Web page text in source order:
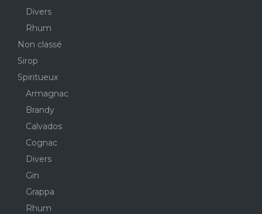
Divers
Rhum
Non classé
Sirop
Spiritueux
Armagnac
Brandy
Calvados
Cognac
Divers
Gin
Grappa
Rhum